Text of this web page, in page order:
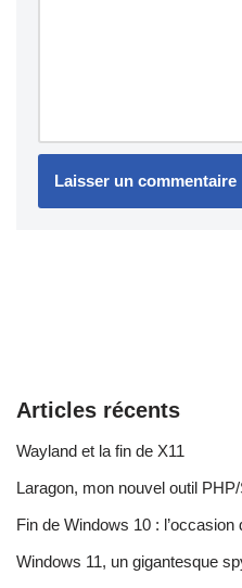
Articles récents
Wayland et la fin de X11
Laragon, mon nouvel outil
Fin de Windows 10 :
Windows 11, un gigantesque